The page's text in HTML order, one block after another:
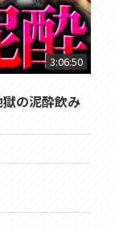
3:06:50
獄の泥酔飲み